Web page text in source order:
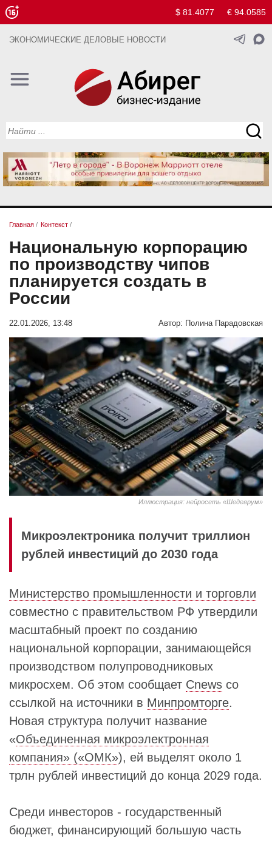
$ 81.4077 € 94.0585
ЭКОНОМИЧЕСКИЕ ДЕЛОВЫЕ НОВОСТИ
Главная / Контекст /
Национальную корпорацию
по производству чипов
планируется создать в
России
22.01.2026, 13:48 Автор: Полина Парадовская
Иллюстрация: нейросеть «Шедеврум»
Микроэлектроника получит триллион
рублей инвестиций до 2030 года
Министерство промышленности и торговли
совместно с правительством РФ утвердили
масштабный проект по созданию
национальной корпорации, занимающейся
производством полупроводниковых
микросхем. Об этом сообщает Cnews со
ссылкой на источники в Минпромторге.
Новая структура получит название
«Объединенная микроэлектронная
компания» («ОМК»), ей выделят около 1
трлн рублей инвестиций до конца 2029 года.
Среди инвесторов - государственный
бюджет, финансирующий большую часть